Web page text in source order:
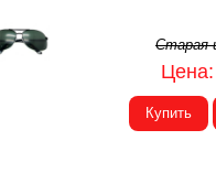
Старая
Цена:
Купить